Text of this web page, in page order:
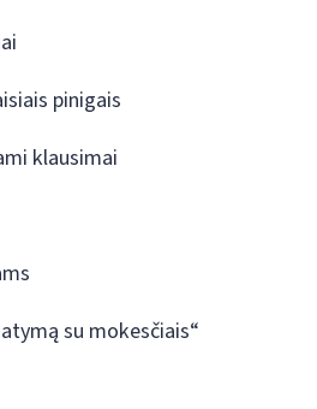
pinigais
klausimai
su mokesčiais“